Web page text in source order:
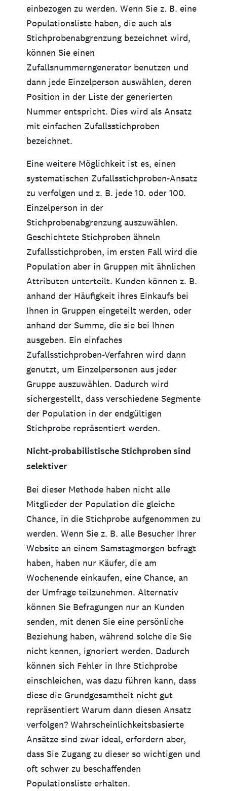
einbezogen zu werden. Wenn Sie z. B. eine
Populationsliste haben, die auch als
Stichprobenabgrenzung bezeichnet wird,
können Sie einen
Zufallsnummerngenerator benutzen und
dann jede Einzelperson auswählen, deren
Position in der Liste der generierten
Nummer entspricht. Dies wird als Ansatz
mit einfachen Zufallsstichproben
bezeichnet.
Eine weitere Möglichkeit ist es, einen
systematischen Zufallsstichproben-Ansatz
zu verfolgen und z. B. jede 10. oder 100.
Einzelperson in der
Stichprobenabgrenzung auszuwählen.
Geschichtete Stichproben ähneln
Zufallsstichproben, im ersten Fall wird die
Population aber in Gruppen mit ähnlichen
Attributen unterteilt. Kunden können z. B.
anhand der Häufigkeit ihres Einkaufs bei
Ihnen in Gruppen eingeteilt werden, oder
anhand der Summe, die sie bei Ihnen
ausgeben. Ein einfaches
Zufallsstichproben-Verfahren wird dann
genutzt, um Einzelpersonen aus jeder
Gruppe auszuwählen. Dadurch wird
sichergestellt, dass verschiedene Segmente
der Population in der endgültigen
Stichprobe repräsentiert werden.
Nicht-probabilistische Stichproben sind
selektiver
Bei dieser Methode haben nicht alle
Mitglieder der Population die gleiche
Chance, in die Stichprobe aufgenommen zu
werden. Wenn Sie z. B. alle Besucher Ihrer
Website an einem Samstagmorgen befragt
haben, haben nur Käufer, die am
Wochenende einkaufen, eine Chance, an
der Umfrage teilzunehmen. Alternativ
können Sie Befragungen nur an Kunden
senden, mit denen Sie eine persönliche
Beziehung haben, während solche die Sie
nicht kennen, ignoriert werden. Dadurch
können sich Fehler in Ihre Stichprobe
einschleichen, was dazu führen kann, dass
diese die Grundgesamtheit nicht gut
repräsentiert Warum dann diesen Ansatz
verfolgen? Wahrscheinlichkeitsbasierte
Ansätze sind zwar ideal, erfordern aber,
dass Sie Zugang zu dieser so wichtigen und
oft schwer zu beschaffenden
Populationsliste erhalten.